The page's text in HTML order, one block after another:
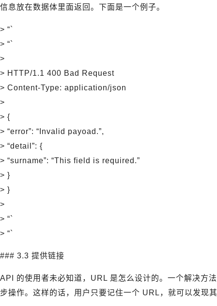
信息放在数据体里面返回。下面是一个例子。
> “`
> “`
>
> HTTP/1.1 400 Bad Request
> Content-Type: application/json
>
> {
> “error”: “Invalid payoad.”,
> “detail”: {
> “surname”: “This field is required.”
> }
> }
>
> “`
> “`
### 3.3 提供链接
API 的使用者未必知道，URL 是怎么设计的。一个解决方
步操作。这样的话，用户只要记住一个 URL，就可以发现